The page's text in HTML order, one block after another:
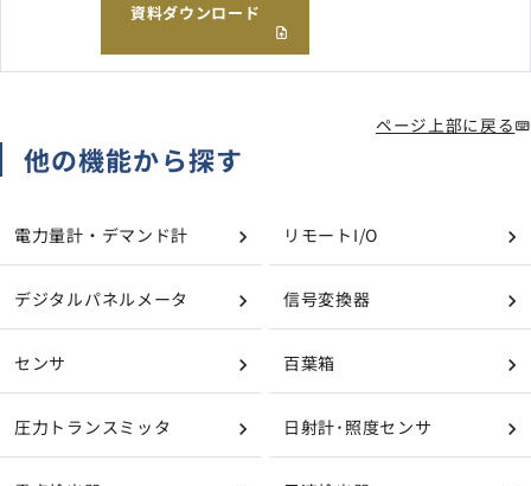
資料ダウンロード
ページ上部に戻る
他の機能から探す
電力量計・デマンド計 リモートI/O
デジタルパネルメータ 信号変換器
センサ 百葉箱
圧力トランスミッタ 日射計･照度センサ